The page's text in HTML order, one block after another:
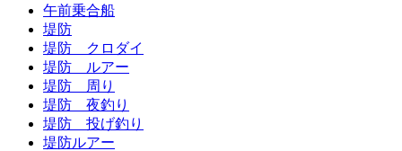
午前乗合船
堤防
堤防 クロダイ
堤防 ルアー
堤防 周り
堤防 夜釣り
堤防 投げ釣り
堤防ルアー